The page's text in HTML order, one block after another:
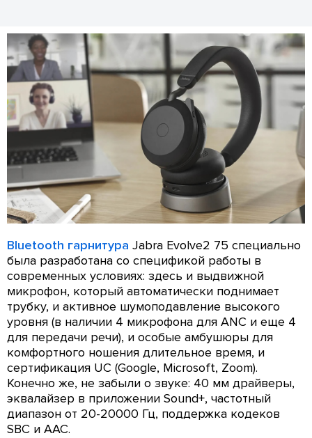
Bluetooth гарнитура Jabra Evolve2 75 специально
была разработана со спецификой работы в
современных условиях: здесь и выдвижной
микрофон, который автоматически поднимает
трубку, и активное шумоподавление высокого
уровня (в наличии 4 микрофона для ANC и еще 4
для передачи речи), и особые амбушюры для
комфортного ношения длительное время, и
сертификация UC (Google, Microsoft, Zoom).
Конечно же, не забыли о звуке: 40 мм драйверы,
эквалайзер в приложении Sound+, частотный
диапазон от 20-20000 Гц, поддержка кодеков
SBC и AAC.